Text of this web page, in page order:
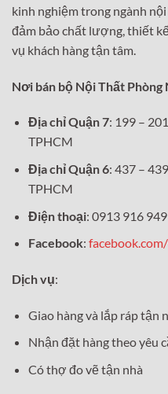
kinh nghiệm trong ngành
đảm bảo chất lượng, thiết
vụ khách hàng tận tâm.
Nơi bán bộ Nội Thất Phòng
Địa chỉ Quận 7: 199 –
TPHCM
Địa chỉ Quận 6: 437 –
TPHCM
Điện thoại: 0913 916
Facebook:
Dịch vụ:
Giao hàng và lắp ráp tận
Nhận đặt hàng theo yêu
Có thợ đo vẽ tận nhà